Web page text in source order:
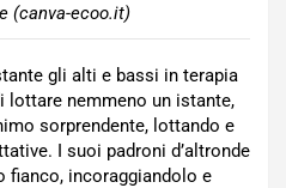
(canva-ecoo.it)
gli alti e bassi in terapia
lottare nemmeno un istante,
sorprendente, lottando e
I suoi padroni d’altronde
fianco, incoraggiandolo e